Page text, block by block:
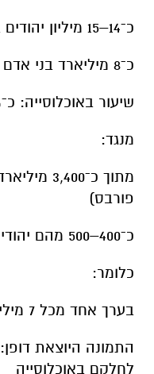
כ־14–15 מיליון יהודים בעולם
כ־8 מיליארד בני אדם בסך הכול
שיעור באוכלוסייה: כ־0.2% בלבד
מנגד:
מתוך
פורבס)
כ־400–500 מהם יהודים (לפי הערכות שונות)
כלומר:
בערך אחד מכל 7 מיליארדרים בעולם – הוא יהודי
לחלקם באוכלוסייה